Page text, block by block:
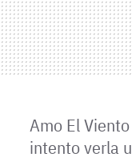
Amo El
intento verla